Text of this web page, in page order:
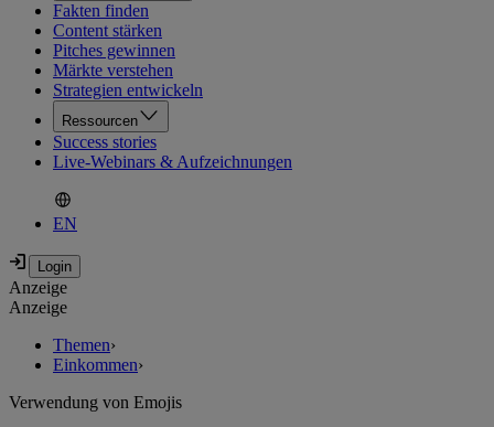
Fakten finden
Content stärken
Pitches gewinnen
Märkte verstehen
Strategien entwickeln
Ressourcen
Success stories
Live-Webinars & Aufzeichnungen
EN
Anzeige
Anzeige
Themen›
Einkommen›
Verwendung von Emojis